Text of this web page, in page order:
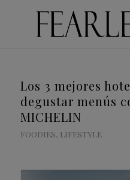
Los 3 mejores
degustar menús
MICHELIN
FOODIES, LIFESTYLE